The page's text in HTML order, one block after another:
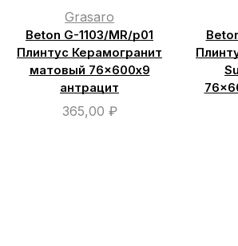
Grasaro
Beton G-1103/МR/р01
Плинтус Керамогранит
матовый 76×600х9
антрацит
365,00 ₽